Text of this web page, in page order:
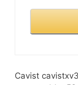
Cavist